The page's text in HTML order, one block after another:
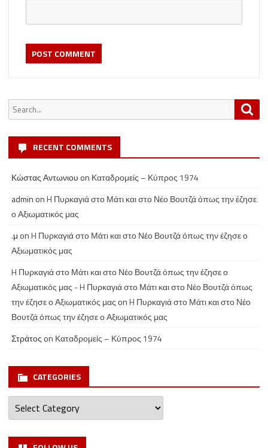
Search
for:
RECENT COMMENTS
Κώστας Αντωνιου on Καταδρομείς – Κύπρος 1974
admin onH Πυρκαγιά στο Μάτι και στο Νέο Βουτζά όπως την έζησε
ο Αξιωματικός μας
.μ onH Πυρκαγιά στο Μάτι και στο Νέο Βουτζά όπως την έζησε ο
Αξιωματικός μας
H Πυρκαγιά στο Μάτι και στο Νέο Βουτζά όπως την έζησε ο
Αξιωματικός μας - H Πυρκαγιά στο Μάτι και στο Νέο Βουτζά όπως
την έζησε ο Αξιωματικός μας onH Πυρκαγιά στο Μάτι και στο Νέο
Βουτζά όπως την έζησε ο Αξιωματικός μας
Στράτος on Καταδρομείς – Κύπρος 1974
CATEGORIES
Categories